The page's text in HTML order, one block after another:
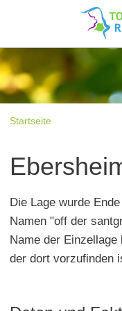
Startseite
Die Lage wurde
Namen "off der
Name der Einzellage
der dort vorzufinden